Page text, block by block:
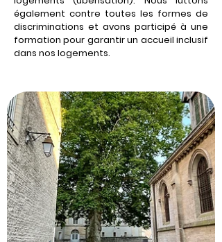
également contre toutes les formes de
discriminations et avons participé à une
formation pour garantir un accueil inclusif
dans nos logements.